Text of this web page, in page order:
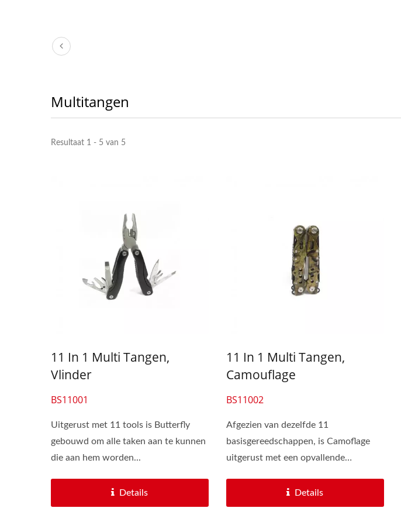
Multitangen
Resultaat 1 - 5 van 5
11 In 1 Multi Tangen,
Vlinder
BS11001
Uitgerust met 11 tools is Butterfly
gebouwd om alle taken aan te kunnen
die aan hem worden...
Details
11 In 1 Multi Tangen,
Camouflage
BS11002
Afgezien van dezelfde 11
basisgereedschappen, is Camoflage
uitgerust met een opvallende
Details